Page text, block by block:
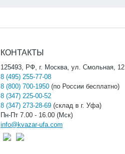
КОНТАКТЫ
125493, РФ, г. Москва, ул. Смольная, 12
8 (495) 255-77-08
8 (800) 700-1950(по России бесплатно)
8 (347) 225-00-52
8 (347) 273-28-69(склад в г. Уфа)
Пн-Пт 7.00 - 16.00 (Мск)
info@kvazar-ufa.com